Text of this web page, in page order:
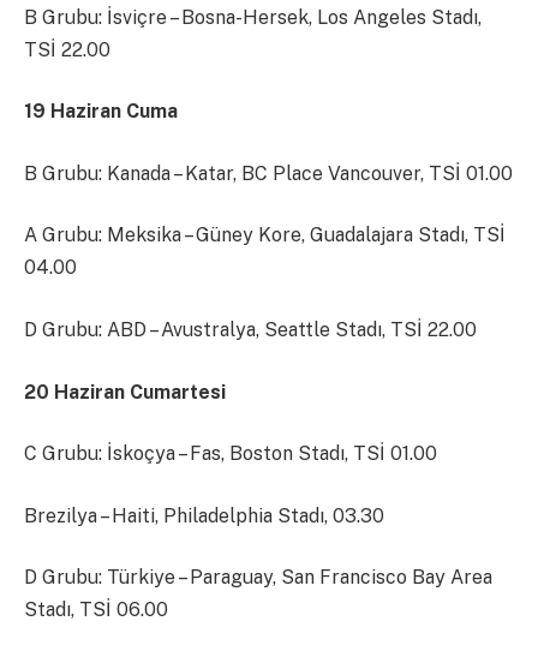
B Grubu: İsviçre – Bosna-Hersek, Los Angeles Stadı,
TSİ 22.00
19 Haziran Cuma
B Grubu: Kanada – Katar, BC Place Vancouver, TSİ 01.00
A Grubu: Meksika – Güney Kore, Guadalajara Stadı, TSİ
04.00
D Grubu: ABD – Avustralya, Seattle Stadı, TSİ 22.00
20 Haziran Cumartesi
C Grubu: İskoçya – Fas, Boston Stadı, TSİ 01.00
Brezilya – Haiti, Philadelphia Stadı, 03.30
D Grubu: Türkiye – Paraguay, San Francisco Bay Area
Stadı, TSİ 06.00